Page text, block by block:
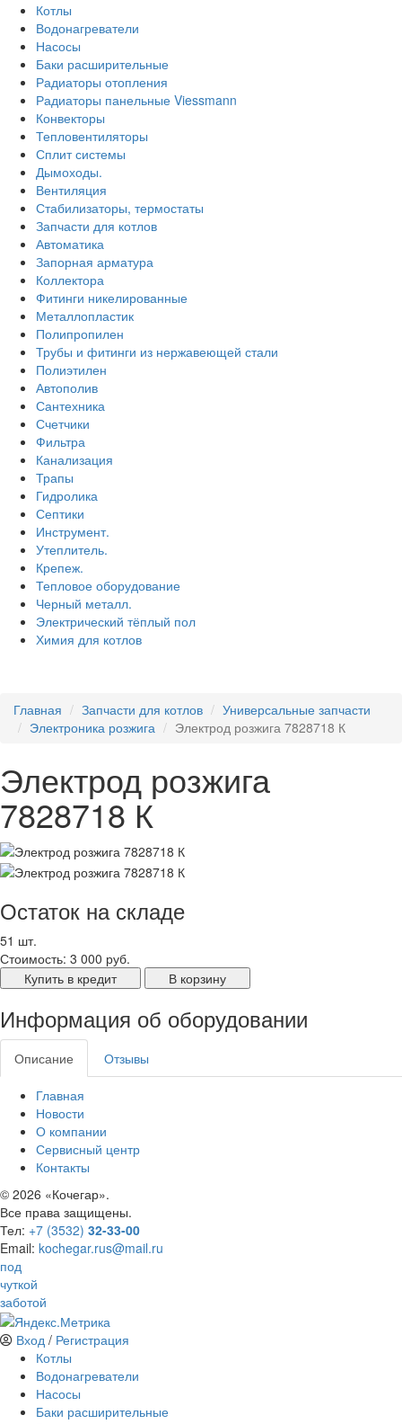
Котлы
Водонагреватели
Насосы
Баки расширительные
Радиаторы отопления
Радиаторы панельные Viessmann
Конвекторы
Тепловентиляторы
Сплит системы
Дымоходы.
Вентиляция
Стабилизаторы, термостаты
Запчасти для котлов
Автоматика
Запорная арматура
Коллектора
Фитинги никелированные
Металлопластик
Полипропилен
Трубы и фитинги из нержавеющей стали
Полиэтилен
Автополив
Сантехника
Счетчики
Фильтра
Канализация
Трапы
Гидролика
Септики
Инструмент.
Утеплитель.
Крепеж.
Тепловое оборудование
Черный металл.
Электрический тёплый пол
Химия для котлов
Главная Запчасти для котлов
Универсальные запчасти
Электроника розжига
Электрод розжига 7828718 К
Электрод розжига
7828718 К
Остаток на складе
51 шт.
Стоимость: 3 000 руб.
Купить в кредит
В корзину
Информация об оборудовании
Описание Отзывы
Главная
Новости
О компании
Сервисный центр
Контакты
© 2026 «Кочегар».
Все права защищены.
Тел: +7 (3532) 32-33-00
Email: kochegar.rus@mail.ru
под
чуткой
заботой
Вход / Регистрация
Котлы
Водонагреватели
Насосы
Баки расширительные